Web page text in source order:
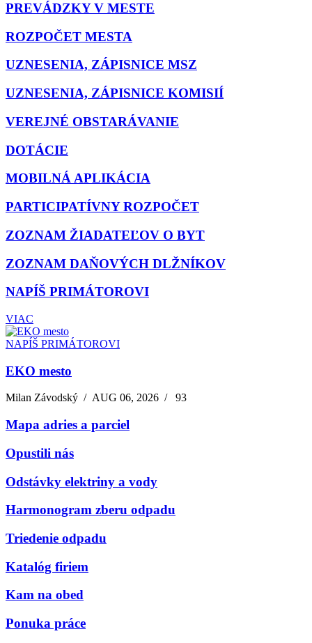
PREVÁDZKY V MESTE
ROZPOČET MESTA
UZNESENIA, ZÁPISNICE MSZ
UZNESENIA, ZÁPISNICE KOMISIÍ
VEREJNÉ OBSTARÁVANIE
DOTÁCIE
MOBILNÁ APLIKÁCIA
PARTICIPATÍVNY ROZPOČET
ZOZNAM ŽIADATEĽOV O BYT
ZOZNAM DAŇOVÝCH DLŽNÍKOV
NAPÍŠ PRIMÁTOROVI
VIAC
NAPÍŠ PRIMÁTOROVI
EKO mesto
Milan Závodský /AUG 06, 2026 / 93
Mapa adries a parciel
Opustili nás
Odstávky elektriny a vody
Harmonogram zberu odpadu
Triedenie odpadu
Katalóg firiem
Kam na obed
Ponuka práce